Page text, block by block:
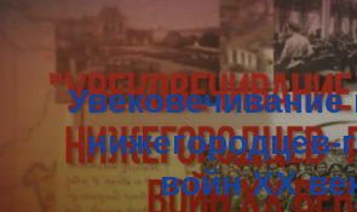
Увековечивание
нижегородцев-
войн XX